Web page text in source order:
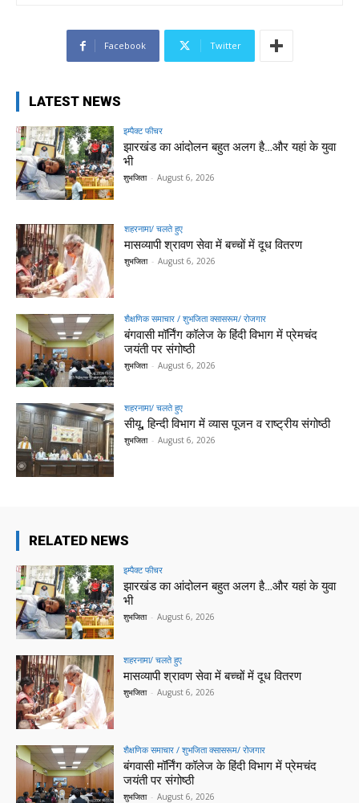
Facebook Twitter
LATEST NEWS
इम्पैक्ट फीचर
झारखंड का आंदोलन बहुत अलग है…और यहां के युवा
भी
शुभजिता - August 6, 2026
शहरनामा/ चलते हुए
मासव्यापी श्रावण सेवा में बच्चों में दूध वितरण
शुभजिता - August 6, 2026
शैक्षणिक समाचार / शुभजिता क्सासरूम/ रोजगार
बंगवासी मॉर्निंग कॉलेज के हिंदी विभाग में प्रेमचंद
जयंती पर संगोष्ठी
शुभजिता - August 6, 2026
शहरनामा/ चलते हुए
सीयू, हिन्दी विभाग में व्यास पूजन व राष्ट्रीय संगोष्ठी
शुभजिता - August 6, 2026
RELATED NEWS
इम्पैक्ट फीचर
झारखंड का आंदोलन बहुत अलग है…और यहां के युवा
भी
शुभजिता - August 6, 2026
शहरनामा/ चलते हुए
मासव्यापी श्रावण सेवा में बच्चों में दूध वितरण
शुभजिता - August 6, 2026
शैक्षणिक समाचार / शुभजिता क्सासरूम/ रोजगार
बंगवासी मॉर्निंग कॉलेज के हिंदी विभाग में प्रेमचंद
जयंती पर संगोष्ठी
शुभजिता - August 6, 2026